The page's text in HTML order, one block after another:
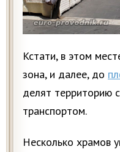
Кстати, в этом
зона, и далее, до
делят территорию
транспортом.
Несколько храмов